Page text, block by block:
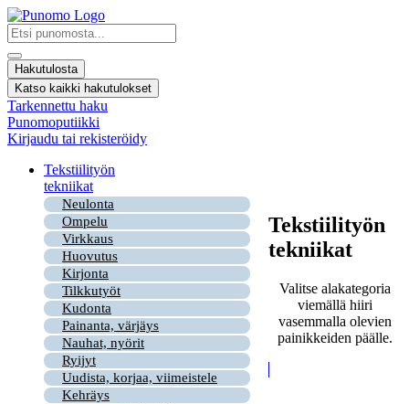
Mene
sisältöön
Search
...
Hakutulosta
Katso kaikki hakutulokset
Tarkennettu haku
Punomoputiikki
Kirjaudu tai rekisteröidy
Tekstiilityön
tekniikat
Neulonta
Ompelu
Virkkaus
Huovutus
Kirjonta
Tilkkutyöt
Kudonta
Painanta, värjäys
Nauhat, nyörit
Ryijyt
Uudista, korjaa, viimeistele
Kehräys
Tekstiilityön
tekniikat
Valitse alakategoria
viemällä hiiri
vasemmalla olevien
painikkeiden päälle.